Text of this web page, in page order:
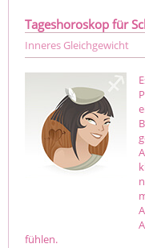
Tageshoroskop für
Inneres Gleichgewicht
fühlen.